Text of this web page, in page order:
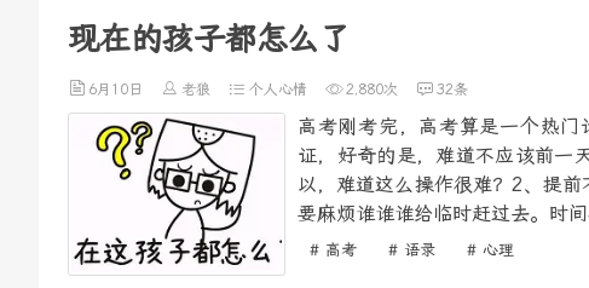
现在的孩子都怎么了
6月10日 老狼 个人心情 2,880次 32条
高考刚考完，高考算是一个热
证，好奇的是，难道不应该前一
以，难道这么操作很难？2、提
要麻烦谁谁谁给临时赶过去。时
# 高考 # 语录 # 心理